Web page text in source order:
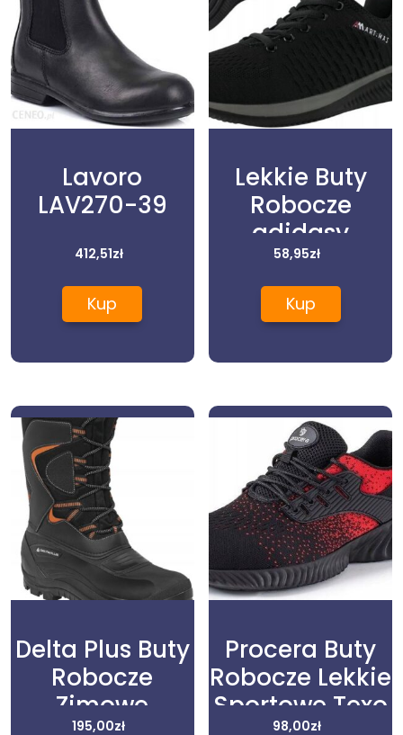
Lavoro
LAV270-39
412,51zł
Kup
Lekkie Buty
Robocze
adidasy
męskie
damskie
Wygodne
58,95zł
Kup
Delta Plus Buty
Robocze
Zimowe
195,00zł
Procera Buty
Robocze Lekkie
Sportowe Texo
98,00zł